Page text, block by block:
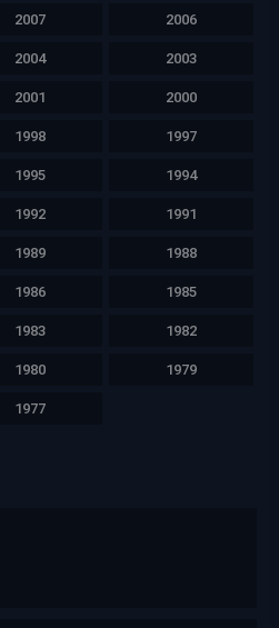
2007 2006
2004 2003
2001 2000
1998 1997
1995 1994
1992 1991
1989 1988
1986 1985
1983 1982
1980 1979
1977